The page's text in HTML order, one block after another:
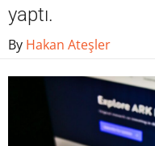
yaptı.
By Hakan Ateşler